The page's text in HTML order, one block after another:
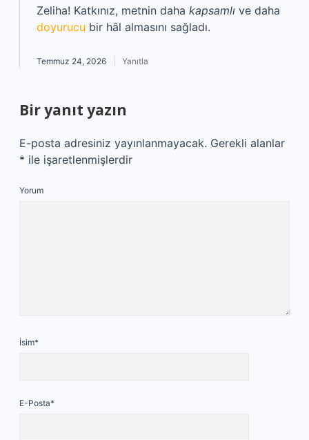
Zeliha! Katkınız, metnin daha kapsamlı ve daha
doyurucu bir hâl almasını sağladı.
Temmuz 24, 2026 Yanıtla
Bir yanıt yazın
E-posta adresiniz yayınlanmayacak. Gerekli alanlar
* ile işaretlenmişlerdir
Yorum
İsim*
E-Posta*